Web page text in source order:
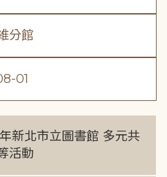
分館
01
年新北市立圖書館 多元共
活動